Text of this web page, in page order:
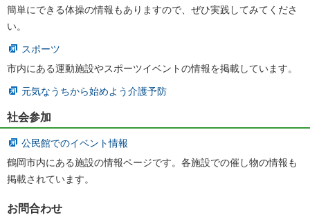
簡単にできる体操の情報もありますので、ぜひ実践してみてくださ
い。
スポーツ
市内にある運動施設やスポーツイベントの情報を掲載しています。
元気なうちから始めよう介護予防
社会参加
公民館でのイベント情報
鶴岡市内にある施設の情報ページです。各施設での催し物の情報も
掲載されています。
お問合わせ